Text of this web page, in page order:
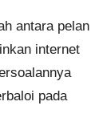
antara pelan
internet
pada